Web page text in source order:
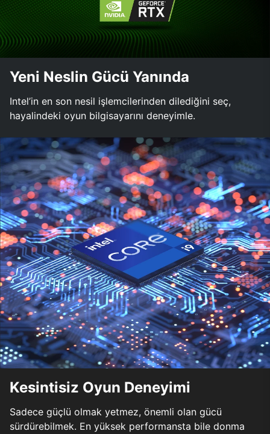
Yeni Neslin Gücü Yanında
Intel’in en son nesil işlemcilerinden dilediğini seç,
hayalindeki oyun bilgisayarını deneyimle.
Kesintisiz Oyun Deneyimi
Sadece güçlü olmak yetmez, önemli olan gücü
sürdürebilmek. En yüksek performansta bile donma